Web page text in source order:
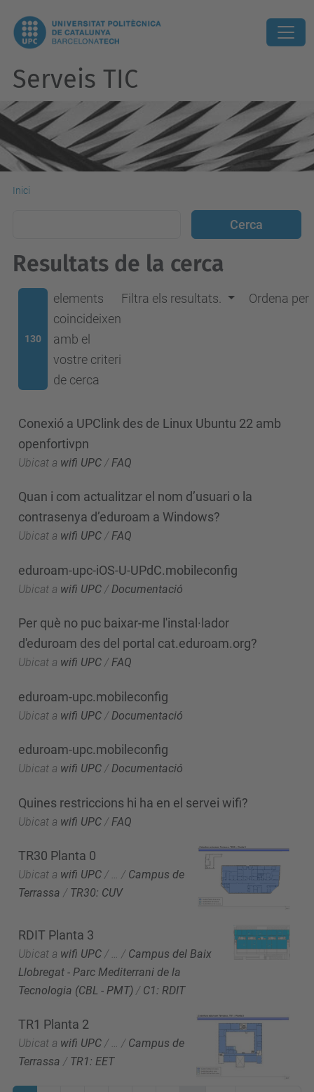
Serveis TIC
Inici
Resultats de la cerca
130
elements
coincideixen
amb el
vostre criteri
de cerca
Filtra els resultats. Ordena per
Conexió a UPClink des de Linux Ubuntu 22 amb
openfortivpn
Ubicat a wifi UPC / FAQ
Quan i com actualitzar el nom d’usuari o la
contrasenya d’eduroam a Windows?
Ubicat a wifi UPC /FAQ
eduroam-upc-iOS-U-UPdC.mobileconfig
Ubicat a wifi UPC / Documentació
Per què no puc baixar-me l'instal·lador
d'eduroam des del portal cat.eduroam.org?
Ubicat a wifi UPC /FAQ
eduroam-upc.mobileconfig
Ubicat a wifi UPC / Documentació
eduroam-upc.mobileconfig
Ubicat a wifi UPC /Documentació
Quines restriccions hi ha en el servei wifi?
Ubicat a wifi UPC / FAQ
TR30 Planta 0
Ubicat a wifi UPC / … / Campus de
Terrassa / TR30: CUV
RDIT Planta 3
Ubicat a wifi UPC / / Campus del Baix
Llobregat - Parc Mediterrani de la
Tecnologia (CBL - PMT) / C1: RDIT
TR1 Planta 2
Ubicat a wifi UPC / … / Campus de
Terrassa / TR1: EET